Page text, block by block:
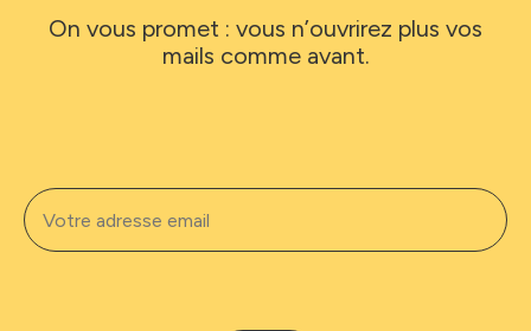
On vous promet : vous n’ouvrirez plus vos
mails comme avant.